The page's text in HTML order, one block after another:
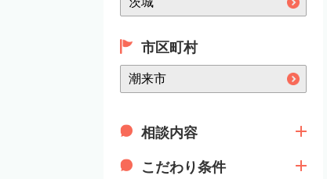
市区町村
相談内容
こだわり条件